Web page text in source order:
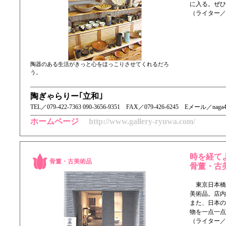
陶器のある生活がきっと心をほっこりさせてくれるだろ
う。
に入る。ぜ
（ライター
陶ぎゃらりー｢立和｣
TEL／ 079-422-7363 090-3656-9351 FAX／079-426-6245 Eメール／
ホームページ http://www.gallery-ryuwa.com/
骨董・古美術品
時を経て
骨董・古
東京日本橋
美術品。店
また、日本
物を一点一
（ライター